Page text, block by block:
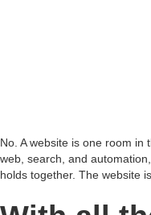
No. A website is one room in
web, search, and
holds together. The website